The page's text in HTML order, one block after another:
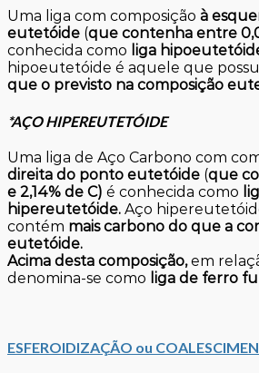
Uma liga com composição à
eutetóide (que contenha entre
conhecida como liga
hipoeutetóide é aquele que
que o previsto na composição
*AÇO HIPEREUTETÓIDE
Uma liga de Aço Carbono com
direita do ponto eutetóide (que
e 2,14% de C) é conhecida como
hipereutetóide. Aço
contém mais carbono do que a
eutetóide.
Acima desta composição,em
denomina-se como liga de ferro
ESFEROIDIZAÇÃO ou